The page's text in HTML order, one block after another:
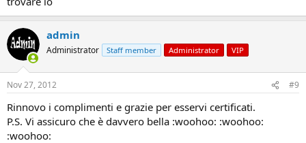
admin
Administrator Staff member Administrator VIP
Nov 27, 2012 #9
Rinnovo i complimenti e grazie per esservi certificati.
P.S. Vi assicuro che è davvero bella :woohoo: :woohoo:
:woohoo: